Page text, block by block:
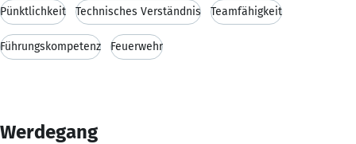
Pünktlichkeit Technisches Verständnis Teamfähigkeit
Führungskompetenz Feuerwehr
Werdegang